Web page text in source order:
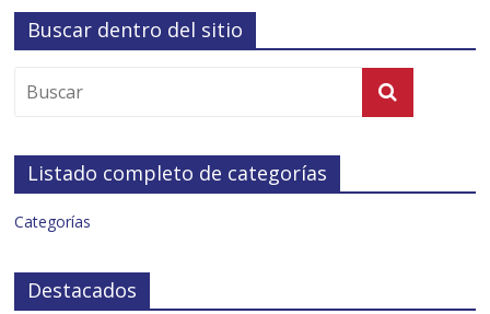
Buscar dentro del sitio
Listado completo de categorías
Categorías
Destacados